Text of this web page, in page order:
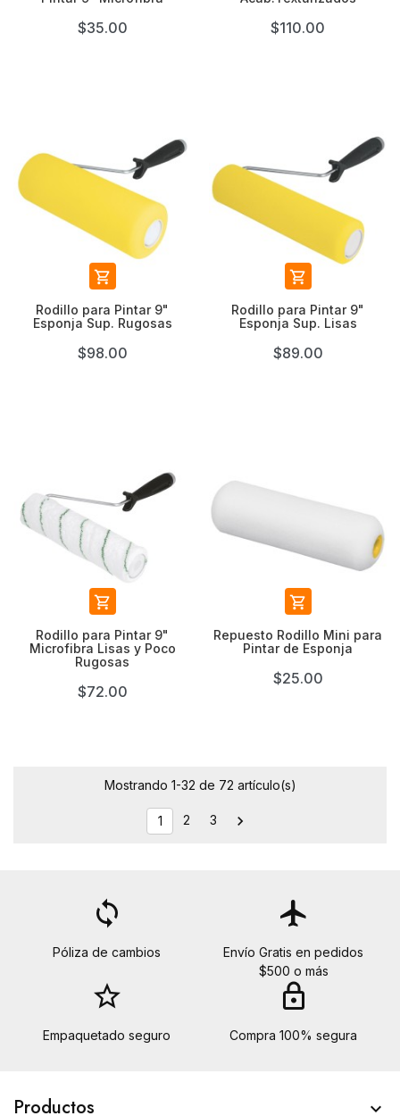
$35.00 $110.00

Rodillo para Pintar 9"
Esponja Sup. Rugosas
$98.00

Rodillo para Pintar 9"
Esponja Sup. Lisas
$89.00

Rodillo para Pintar 9"
Microfibra Lisas y Poco
Rugosas
$72.00

Repuesto Rodillo Mini para
Pintar de Esponja
$25.00
Mostrando 1-32 de 72 artículo(s)
1 2 3 
loop
Póliza de cambios
flight
Envío Gratis en pedidos
$500 o más
star_border
Empaquetado seguro
lock
Compra 100% segura
Productos 